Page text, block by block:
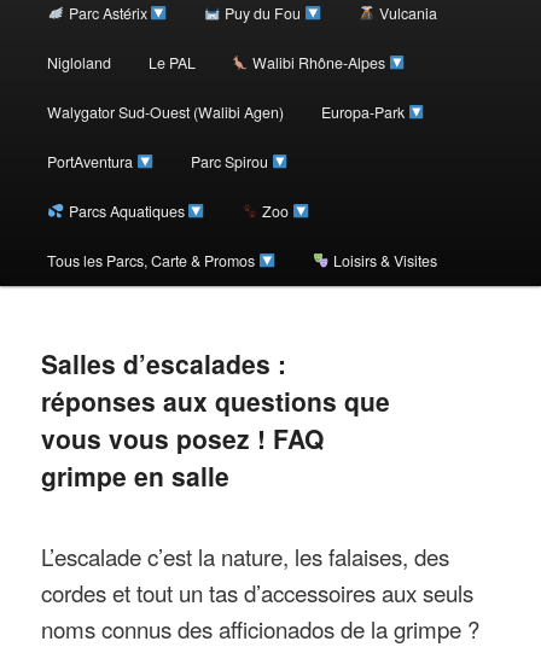
contenu
Parc Astérix Puy du Fou Vulcania
Nigloland Le PAL Walibi Rhône-Alpes
Walygator Sud-Ouest (Walibi Agen) Europa-Park
PortAventura Parc Spirou
Parcs Aquatiques Zoo
Tous les Parcs, Carte & Promos Loisirs & Visites
Salles d’escalades :
réponses aux questions que
vous vous posez ! FAQ
grimpe en salle
L’escalade c’est la nature, les falaises, des
cordes et tout un tas d’accessoires aux seuls
noms connus des afficionados de la grimpe ?